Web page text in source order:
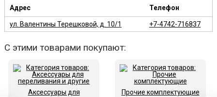
Адрес Телефон
ул. Валентины Терешковой, д. 10/1 +7-4742-716837
С этими товарами покупают:
Аксессуары для
Прочие комплектующие